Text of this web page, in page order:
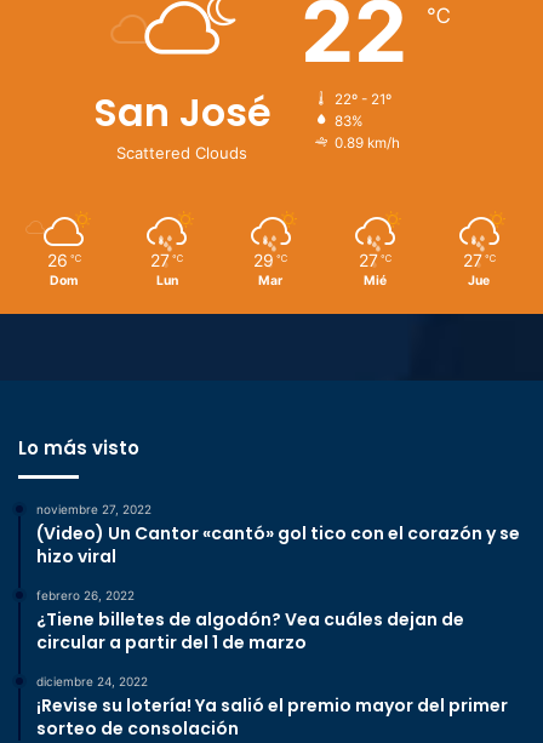
San José
Scattered Clouds
22 ℃
22º - 21º
83%
0.89 km/h
26 ℃
Dom
27 ℃
Lun
29 ℃
Mar
27 ℃
Mié
27 ℃
Jue
Lo más visto
noviembre 27, 2022
(Video) Un Cantor «cantó» gol tico con el corazón y se
hizo viral
febrero 26, 2022
¿Tiene billetes de algodón? Vea cuáles dejan de
circular a partir del 1 de marzo
diciembre 24, 2022
¡Revise su lotería! Ya salió el premio mayor del primer
sorteo de consolación